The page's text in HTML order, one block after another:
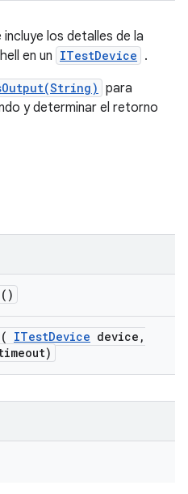
incluye los detalles de la
en un ITestDevice .
para
y determinar el retorno
()
( ITestDevice device ,